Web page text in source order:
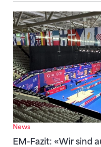
News
EM-Fazit: «Wir sind
EM-Fazit: «Wir sind